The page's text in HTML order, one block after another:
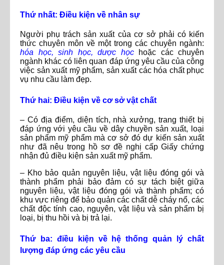
Thứ nhất: Điều kiện về nhân sự
Người phụ trách sản xuất của cơ sở phải có kiến
thức chuyên môn về một trong các chuyên ngành:
hóa học, sinh học, dược họchoặc các chuyên
ngành khác có liên quan đáp ứng yêu cầu của công
việc sản xuất mỹ phẩm, sản xuất các hóa chất phục
vụ nhu cầu làm đẹp.
Thứ hai: Điều kiện về cơ sở vật chất
– Có địa điểm, diện tích, nhà xưởng, trang thiết bị
đáp ứng với yêu cầu về dây chuyền sản xuất, loại
sản phẩm mỹ phẩm mà cơ sở đó dự kiến sản xuất
như đã nêu trong hồ sơ đề nghị cấp Giấy chứng
nhận đủ điều kiện sản xuất mỹ phẩm.
– Kho bảo quản nguyên liệu, vật liệu đóng gói và
thành phẩm phải bảo đảm có sự tách biệt giữa
nguyên liệu, vật liệu đóng gói và thành phẩm; có
khu vực riêng để bảo quản các chất dễ cháy nổ, các
chất độc tính cao, nguyên, vật liệu và sản phẩm bị
loại, bị thu hồi và bị trả lại.
Thứ ba: điều kiện về hệ thống quản lý chất
lượng đáp ứng các yêu cầu